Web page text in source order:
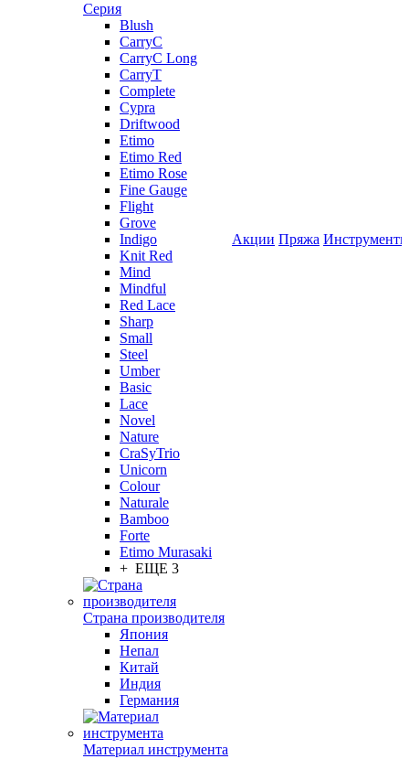
Серия
Blush
CarryC
CarryC Long
CarryT
Complete
Cypra
Driftwood
Etimo
Etimo Red
Etimo Rose
Fine Gauge
Flight
Grove
Indigo
Knit Red
Mind
Mindful
Red Lace
Sharp
Small
Steel
Umber
Basic
Lace
Novel
Nature
CraSyTrio
Unicorn
Colour
Naturale
Bamboo
Forte
Etimo Murasaki
+ ЕЩЕ 3
Страна производителя
Япония
Непал
Китай
Индия
Германия
Материал инструмента
Акции Пряжа Инструменты